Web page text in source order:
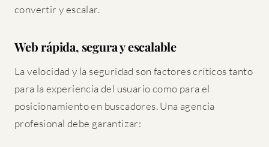
convertir y escalar.
Web rápida, segura y escalable
La velocidad y la seguridad son factores críticos tanto
para la experiencia del usuario como para el
posicionamiento en buscadores. Una agencia
profesional debe garantizar: